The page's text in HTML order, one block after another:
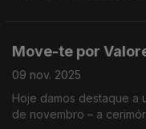
Move-te por
09 nov. 2025
Hoje damos destaque a
de novembro – a